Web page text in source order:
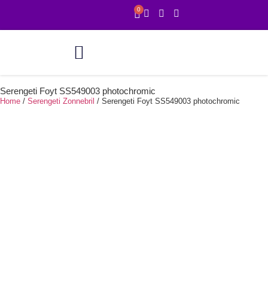
0
Serengeti Foyt SS549003 photochromic
Home / Serengeti Zonnebril / Serengeti Foyt SS549003 photochromic